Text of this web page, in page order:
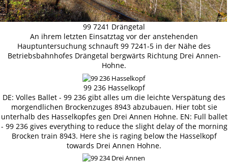
99 7241 Drängetal
An ihrem letzten Einsatztag vor der anstehenden
Hauptuntersuchung schnauft 99 7241-5 in der Nähe des
Betriebsbahnhofes Drängetal bergwärts Richtung Drei Annen-
Hohne.
99 236 Hasselkopf
DE: Volles Ballet - 99 236 gibt alles um die leichte Verspätung des
morgendlichen Brockenzuges 8943 abzubauen. Hier tobt sie
unterhalb des Hasselkopfes gen Drei Annen Hohne. EN: Full ballet
- 99 236 gives everything to reduce the slight delay of the morning
Brocken train 8943. Here she is raging below the Hasselkopf
towards Drei Annen Hohne.